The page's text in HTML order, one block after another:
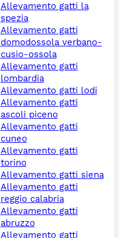
allevamento gatti la
spezia
allevamento gatti
domodossola verbano-
cusio-ossola
allevamento gatti
lombardia
allevamento gatti lodi
allevamento gatti
ascoli piceno
allevamento gatti
cuneo
allevamento gatti
torino
allevamento gatti siena
allevamento gatti
reggio calabria
allevamento gatti
abruzzo
allevamento gatti